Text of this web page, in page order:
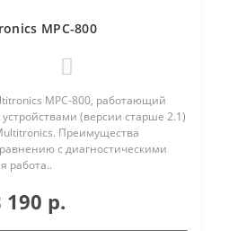
MPC-800
MPC-800, работающий
(версии старше 2.1)
Преимущества
с диагностическими
работа..
190 р.